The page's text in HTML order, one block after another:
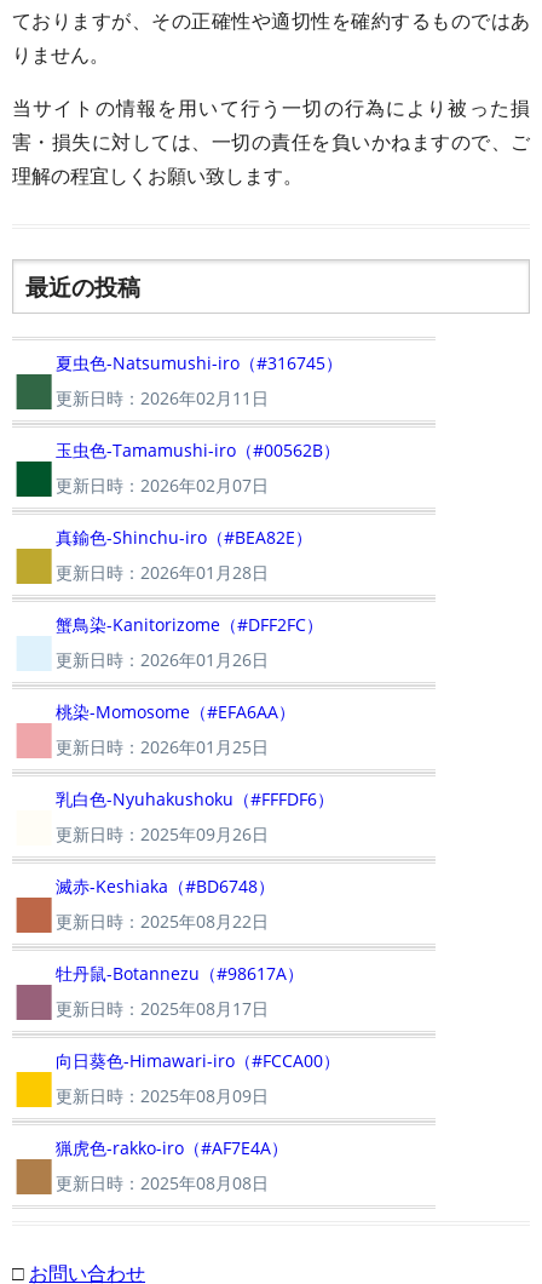
ておりますが、その正確性や適切性を確約するものではあ
りません。
当サイトの情報を用いて行う一切の行為により被った損
害・損失に対しては、一切の責任を負いかねますので、ご
理解の程宜しくお願い致します。
最近の投稿
■ 夏虫色-Natsumushi-iro（#316745）
更新日時：2026年02月11日
■ 玉虫色-Tamamushi-iro（#00562B）
更新日時：2026年02月07日
■真鍮色-Shinchu-iro（#BEA82E）
更新日時：2026年01月28日
■ 蟹鳥染-Kanitorizome（#DFF2FC）
更新日時：2026年01月26日
■桃染-Momosome（#EFA6AA）
更新日時：2026年01月25日
乳白色-Nyuhakushoku（#FFFDF6）
更新日時：2025年09月26日
■滅赤-Keshiaka（#BD6748）
更新日時：2025年08月22日
■牡丹鼠-Botannezu（#98617A）
更新日時：2025年08月17日
■ 向日葵色-Himawari-iro（#FCCA00）
更新日時：2025年08月09日
■猟虎色-rakko-iro（#AF7E4A）
更新日時：2025年08月08日
□ お問い合わせ